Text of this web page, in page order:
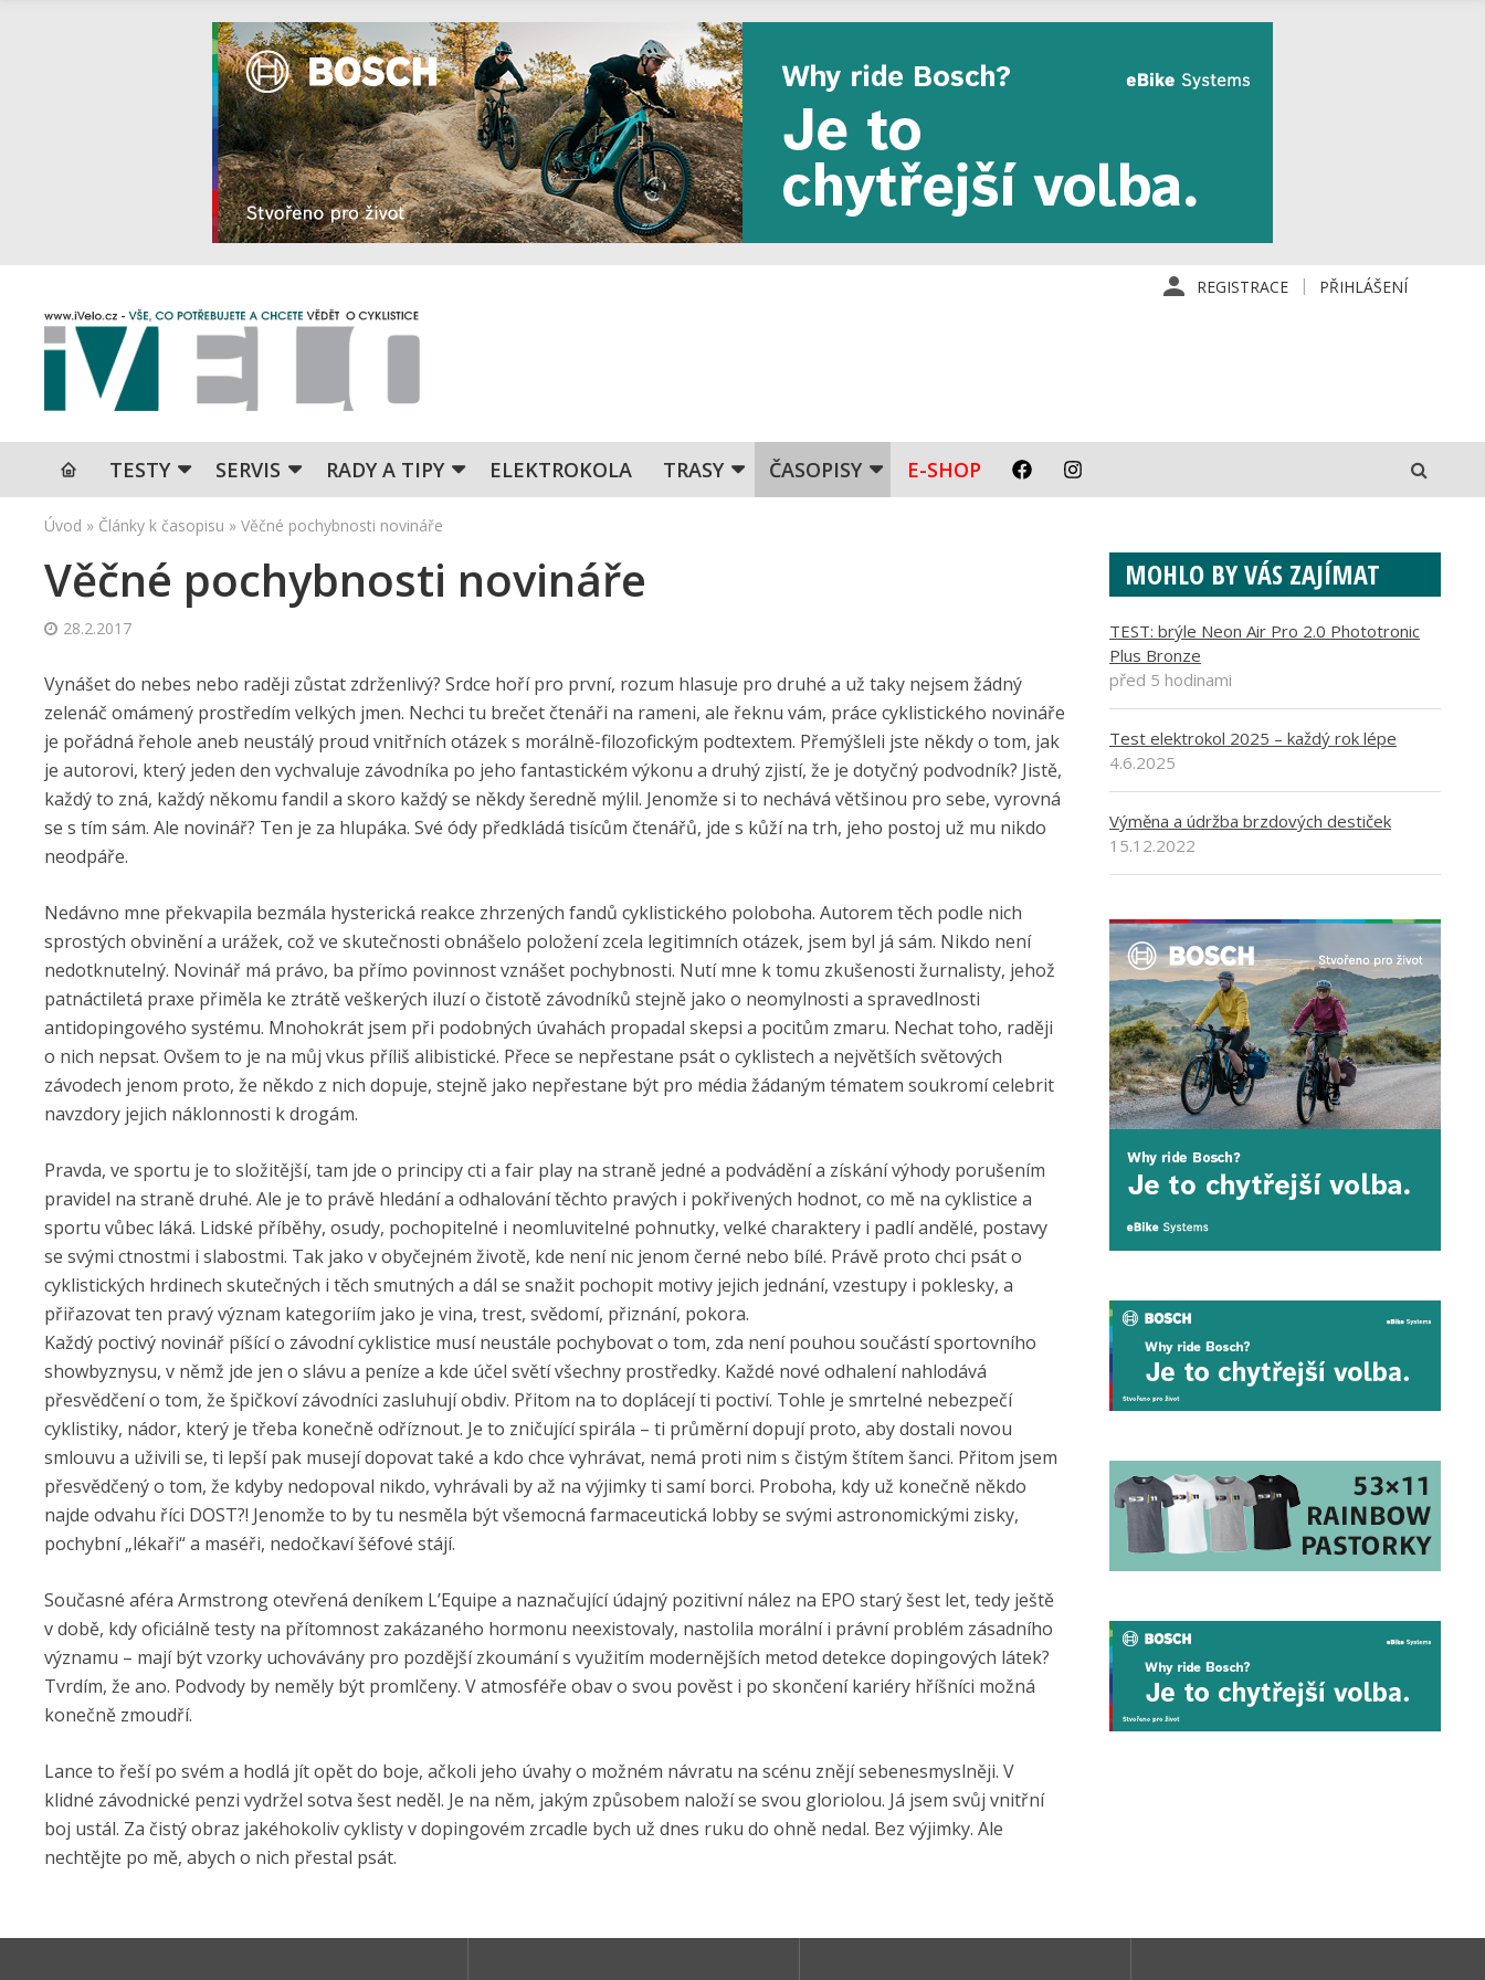
REGISTRACE PŘIHLÁŠENÍ
TESTY SERVIS RADY A TIPY ELEKTROKOLA TRASY ČASOPISY E-SHOP
Úvod » Články k časopisu » Věčné pochybnosti novináře
Věčné pochybnosti novináře
28.2.2017
Vynášet do nebes nebo raději zůstat zdrženlivý? Srdce hoří pro první, rozum hlasuje pro druhé a už taky nejsem žádný
zelenáč omámený prostředím velkých jmen. Nechci tu brečet čtenáři na rameni, ale řeknu vám, práce cyklistického novináře
je pořádná řehole aneb neustálý proud vnitřních otázek s morálně-filozofickým podtextem. Přemýšleli jste někdy o tom, jak
je autorovi, který jeden den vychvaluje závodníka po jeho fantastickém výkonu a druhý zjistí, že je dotyčný podvodník? Jistě,
každý to zná, každý někomu fandil a skoro každý se někdy šeredně mýlil. Jenomže si to nechává většinou pro sebe, vyrovná
se s tím sám. Ale novinář? Ten je za hlupáka. Své ódy předkládá tisícům čtenářů, jde s kůží na trh, jeho postoj už mu nikdo
neodpáře.
Nedávno mne překvapila bezmála hysterická reakce zhrzených fandů cyklistického poloboha. Autorem těch podle nich
sprostých obvinění a urážek, což ve skutečnosti obnášelo položení zcela legitimních otázek, jsem byl já sám. Nikdo není
nedotknutelný. Novinář má právo, ba přímo povinnost vznášet pochybnosti. Nutí mne k tomu zkušenosti žurnalisty, jehož
patnáctiletá praxe přiměla ke ztrátě veškerých iluzí o čistotě závodníků stejně jako o neomylnosti a spravedlnosti
antidopingového systému. Mnohokrát jsem při podobných úvahách propadal skepsi a pocitům zmaru. Nechat toho, raději
o nich nepsat. Ovšem to je na můj vkus příliš alibistické. Přece se nepřestane psát o cyklistech a největších světových
závodech jenom proto, že někdo z nich dopuje, stejně jako nepřestane být pro média žádaným tématem soukromí celebrit
navzdory jejich náklonnosti k drogám.
Pravda, ve sportu je to složitější, tam jde o principy cti a fair play na straně jedné a podvádění a získání výhody porušením
pravidel na straně druhé. Ale je to právě hledání a odhalování těchto pravých i pokřivených hodnot, co mě na cyklistice a
sportu vůbec láká. Lidské příběhy, osudy, pochopitelné i neomluvitelné pohnutky, velké charaktery i padlí andělé, postavy
se svými ctnostmi i slabostmi. Tak jako v obyčejném životě, kde není nic jenom černé nebo bílé. Právě proto chci psát o
cyklistických hrdinech skutečných i těch smutných a dál se snažit pochopit motivy jejich jednání, vzestupy i poklesky, a
přiřazovat ten pravý význam kategoriím jako je vina, trest, svědomí, přiznání, pokora.
Každý poctivý novinář píšící o závodní cyklistice musí neustále pochybovat o tom, zda není pouhou součástí sportovního
showbyznysu, v němž jde jen o slávu a peníze a kde účel světí všechny prostředky. Každé nové odhalení nahlodává
přesvědčení o tom, že špičkoví závodníci zasluhují obdiv. Přitom na to doplácejí ti poctiví. Tohle je smrtelné nebezpečí
cyklistiky, nádor, který je třeba konečně odříznout. Je to zničující spirála – ti průměrní dopují proto, aby dostali novou
smlouvu a uživili se, ti lepší pak musejí dopovat také a kdo chce vyhrávat, nemá proti nim s čistým štítem šanci. Přitom jsem
přesvědčený o tom, že kdyby nedopoval nikdo, vyhrávali by až na výjimky ti samí borci. Proboha, kdy už konečně někdo
najde odvahu říci DOST?! Jenomže to by tu nesměla být všemocná farmaceutická lobby se svými astronomickými zisky,
pochybní „lékaři“ a maséři, nedočkaví šéfové stájí.
Současné aféra Armstrong otevřená deníkem L’Equipe a naznačující údajný pozitivní nález na EPO starý šest let, tedy ještě
v době, kdy oficiálně testy na přítomnost zakázaného hormonu neexistovaly, nastolila morální i právní problém zásadního
významu – mají být vzorky uchovávány pro pozdější zkoumání s využitím modernějších metod detekce dopingových látek?
Tvrdím, že ano. Podvody by neměly být promlčeny. V atmosféře obav o svou pověst i po skončení kariéry hříšníci možná
konečně zmoudří.
Lance to řeší po svém a hodlá jít opět do boje, ačkoli jeho úvahy o možném návratu na scénu znějí sebenesmyslněji. V
klidné závodnické penzi vydržel sotva šest neděl. Je na něm, jakým způsobem naloží se svou gloriolou. Já jsem svůj vnitřní
boj ustál. Za čistý obraz jakéhokoliv cyklisty v dopingovém zrcadle bych už dnes ruku do ohně nedal. Bez výjimky. Ale
nechtějte po mě, abych o nich přestal psát.
MOHLO BY VÁS ZAJÍMAT
TEST: brýle Neon Air Pro 2.0 Phototronic
Plus Bronze
před 5 hodinami
Test elektrokol 2025 – každý rok lépe
4.6.2025
Výměna a údržba brzdových destiček
15.12.2022